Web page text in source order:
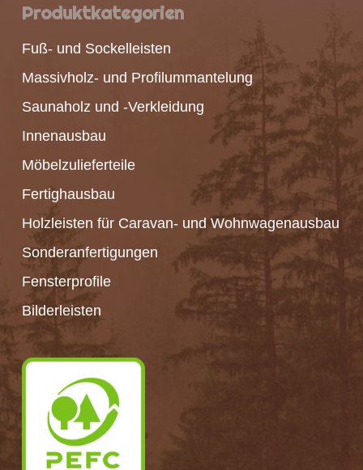
Produktkategorien
Fuß- und Sockelleisten
Massivholz- und Profilummantelung
Saunaholz und -Verkleidung
Innenausbau
Möbelzulieferteile
Fertighausbau
Holzleisten für Caravan- und Wohnwagenausbau
Sonderanfertigungen
Fensterprofile
Bilderleisten